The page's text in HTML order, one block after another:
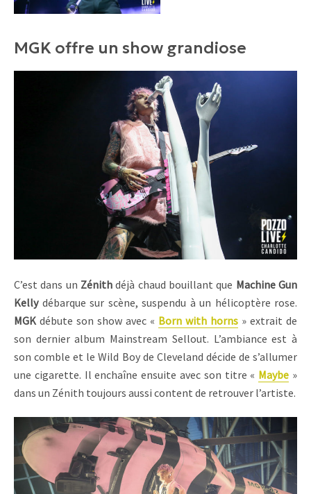
MGK offre un show grandiose
C’est dans un Zénith déjà chaud bouillant que Machine Gun
Kellydébarque sur scène, suspendu à un hélicoptère rose.
MGK débute son show avec « Born with horns » extrait de
son dernier album Mainstream Sellout. L’ambiance est à
son comble et le Wild Boy de Cleveland décide de s’allumer
une cigarette. Il enchaîne ensuite avec son titre « Maybe »
dans un Zénith toujours aussi content de retrouver l’artiste.